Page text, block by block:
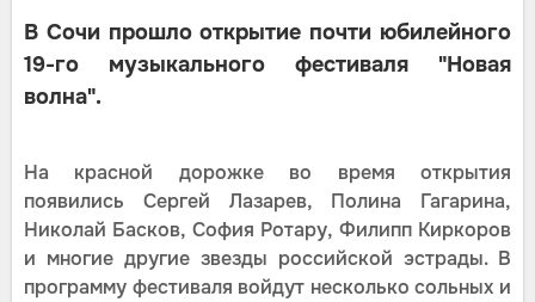
В Сочи прошло открытие почти юбилейного
19-го музыкального фестиваля "Новая
волна".
На красной дорожке во время открытия
появились Сергей Лазарев, Полина Гагарина,
Николай Басков, София Ротару, Филипп Киркоров
и многие другие звезды российской эстрады. В
программу фестиваля войдут несколько сольных и